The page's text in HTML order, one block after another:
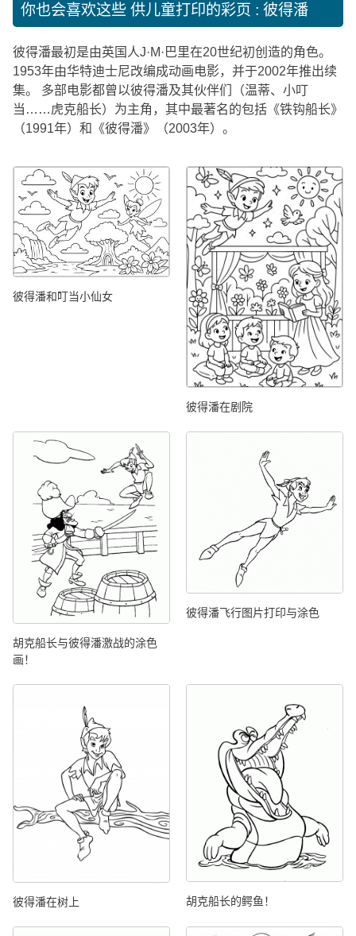
你也会喜欢这些 供儿童打印的彩页 : 彼得潘
彼得潘最初是由英国人J·M·巴里在20世纪初创造的角色。
1953年由华特迪士尼改编成动画电影，并于2002年推出续
集。 多部电影都曾以彼得潘及其伙伴们（温蒂、小叮
当……虎克船长）为主角，其中最著名的包括《铁钩船长》
（1991年）和《彼得潘》（2003年）。
彼得潘和叮当小仙女
彼得潘在剧院
胡克船长与彼得潘激战的涂色
画！
彼得潘飞行图片打印与涂色
彼得潘在树上 胡克船长的鳄鱼！